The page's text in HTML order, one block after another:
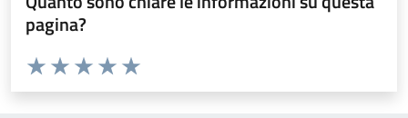
pagina?
Valuta da 1 a 5 stelle la pagina
Valuta 5 stelle su 5
Valuta 4 stelle su 5
Valuta 3 stelle su 5
Valuta 2 stelle su 5
Valuta 1 stelle su 5